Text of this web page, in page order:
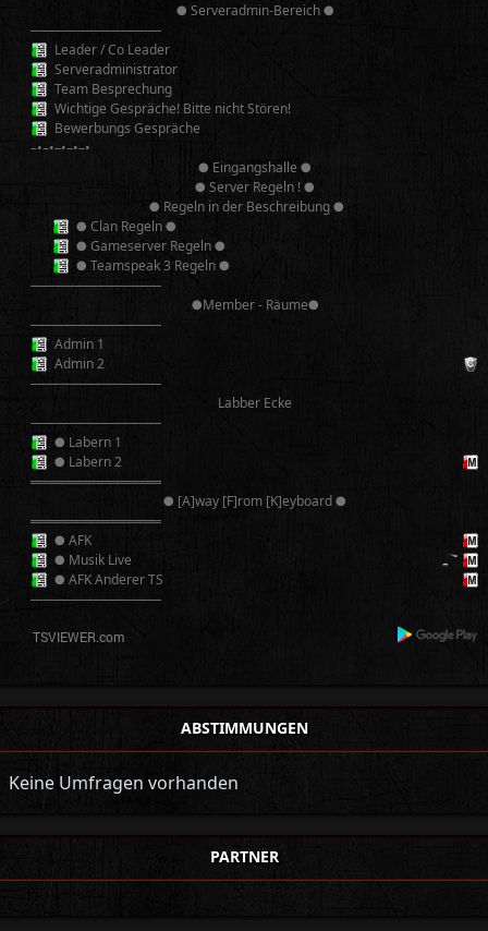
● Serveradmin-Bereich ●
──────────
Leader / Co Leader
Serveradministrator
Team Besprechung
Wichtige Gespräche! Bitte nicht Stören!
Bewerbungs Gespräche
–•–•–•–•–•
● Eingangshalle ●
● Server Regeln ! ●
● Regeln in der Beschreibung ●
● Clan Regeln ●
● Gameserver Regeln ●
● Teamspeak 3 Regeln ●
──────────
●Member - Räume●
──────────
Admin 1
Admin 2
──────────
Labber Ecke
──────────
● Labern 1
● Labern 2
══════════
● [A]way [F]rom [K]eyboard ●
══════════
● AFK
● Musik Live
● AFK Anderer TS
──────────
ABSTIMMUNGEN
Keine Umfragen vorhanden
PARTNER